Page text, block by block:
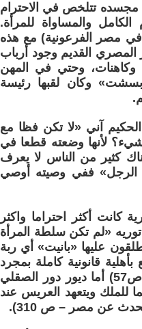
مجسده تتلخص في الاحترام
والمساواة للمرأة.
في مصر الفرعونية) مع هذه
المصري القديم وجود أرباب
وحتي في المهن
وكان لقبها رئيسة
آني «لا تكن فظا مع
لأنها وضعته قطعا في
كثير من الناس لا يعرف
الرجل» ففي وصيته أوصي
كانت أكثر احتراما واكثر
«لم تكن سلطة المرأة
عليها «بانيت» أي ربة
قانونية كاملة بمجرد
بلوغها سن الرشد (نقلا عن د. محمود سلام زناتي المرجع السابق- ص57) أما ديور دور الصقلي
للملك ويتعهد العريس عند
عن مصر – ص 310).